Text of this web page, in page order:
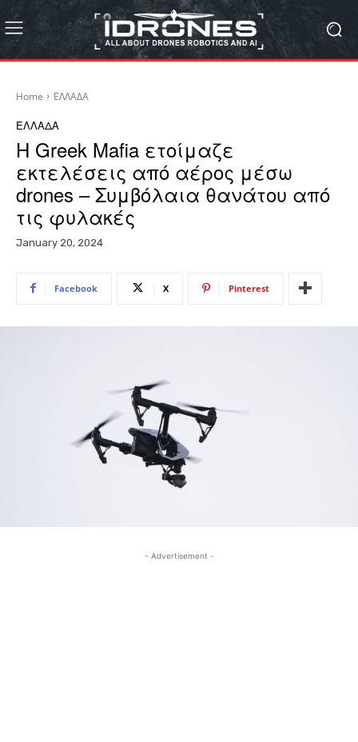
Home ΕΛΛΑΔΑ
ΕΛΛΑΔΑ
Η Greek Mafia ετοίμαζε
εκτελέσεις από αέρος μέσω
drones – Συμβόλαια θανάτου από
τις φυλακές
January 20, 2024
Facebook X Pinterest
- Advertisement -